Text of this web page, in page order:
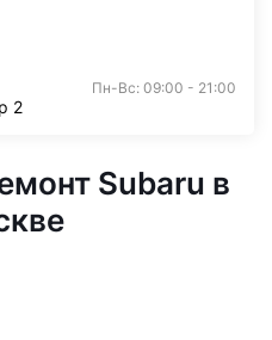
Пн-Вс: 09:00 - 21:00
2
Subaru в